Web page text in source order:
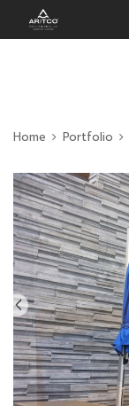
Home Portfolio